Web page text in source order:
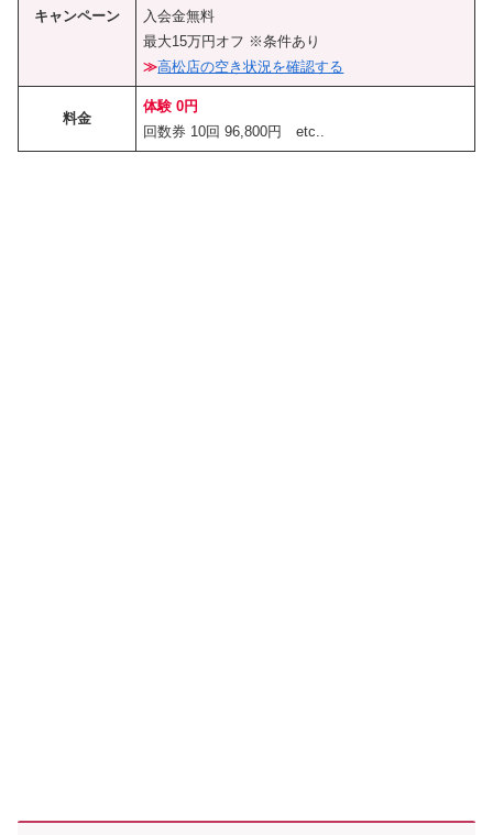
キャンペーン
入会金無料
最大15万円オフ ※条件あり
≫高松店の空き状況を確認する
料金
体験 0円
回数券 10回 96,800円 etc..